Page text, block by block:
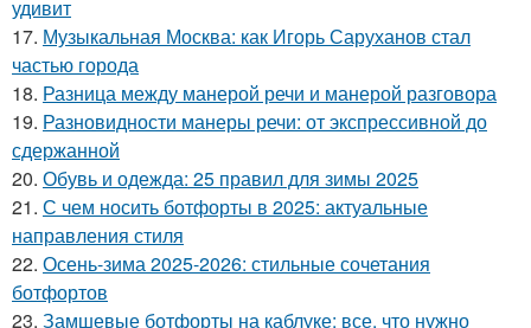
удивит
17. Музыкальная Москва: как Игорь Саруханов стал
частью города
18. Разница между манерой речи и манерой разговора
19. Разновидности манеры речи: от экспрессивной до
сдержанной
20. Обувь и одежда: 25 правил для зимы 2025
21. С чем носить ботфорты в 2025: актуальные
направления стиля
22. Осень-зима 2025-2026: стильные сочетания
ботфортов
23. Замшевые ботфорты на каблуке: все, что нужно